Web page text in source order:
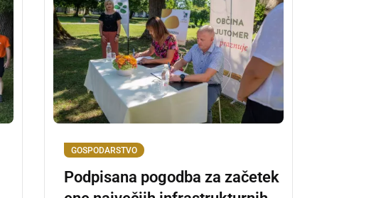
GOSPODARSTVO
Podpisana pogodba za začetek